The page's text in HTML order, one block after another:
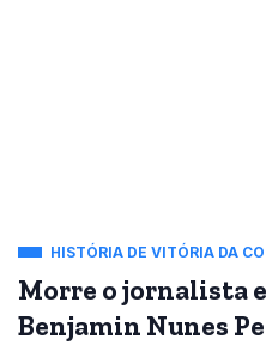
HISTÓRIA DE VITÓRIA DA
Morre o jornalista
Benjamin Nunes